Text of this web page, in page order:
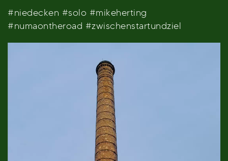
#niedecken #solo #mikeherting
#numaontheroad #zwischenstartundziel